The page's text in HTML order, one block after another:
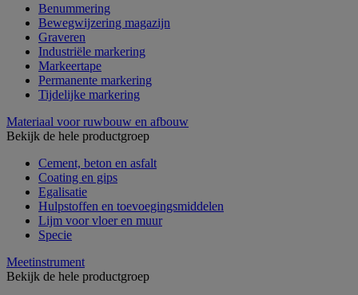
Benummering
Bewegwijzering magazijn
Graveren
Industriële markering
Markeertape
Permanente markering
Tijdelijke markering
Materiaal voor ruwbouw en afbouw
Bekijk de hele productgroep
Cement, beton en asfalt
Coating en gips
Egalisatie
Hulpstoffen en toevoegingsmiddelen
Lijm voor vloer en muur
Specie
Meetinstrument
Bekijk de hele productgroep